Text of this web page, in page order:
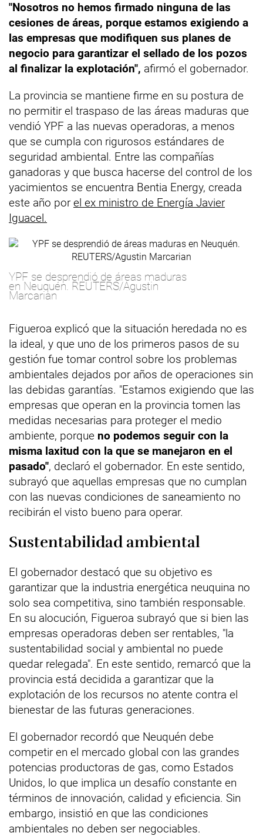
"Nosotros no hemos firmado ninguna de las
cesiones de áreas, porque estamos exigiendo a
las empresas que modifiquen sus planes de
negocio para garantizar el sellado de los pozos
al finalizar la explotación", afirmó el gobernador.
La provincia se mantiene firme en su postura de
no permitir el traspaso de las áreas maduras que
vendió YPF a las nuevas operadoras, a menos
que se cumpla con rigurosos estándares de
seguridad ambiental. Entre las compañías
ganadoras y que busca hacerse del control de los
yacimientos se encuentra Bentia Energy, creada
este año por el ex ministro de Energía Javier
Iguacel.
YPF se desprendió de áreas maduras
en Neuquén. REUTERS/Agustin
Marcarian
Figueroa explicó que la situación heredada no es
la ideal, y que uno de los primeros pasos de su
gestión fue tomar control sobre los problemas
ambientales dejados por años de operaciones sin
las debidas garantías. "Estamos exigiendo que las
empresas que operan en la provincia tomen las
medidas necesarias para proteger el medio
ambiente, porque no podemos seguir con la
misma laxitud con la que se manejaron en el
pasado", declaró el gobernador. En este sentido,
subrayó que aquellas empresas que no cumplan
con las nuevas condiciones de saneamiento no
recibirán el visto bueno para operar.
Sustentabilidad ambiental
El gobernador destacó que su objetivo es
garantizar que la industria energética neuquina no
solo sea competitiva, sino también responsable.
En su alocución, Figueroa subrayó que si bien las
empresas operadoras deben ser rentables, "la
sustentabilidad social y ambiental no puede
quedar relegada". En este sentido, remarcó que la
provincia está decidida a garantizar que la
explotación de los recursos no atente contra el
bienestar de las futuras generaciones.
El gobernador recordó que Neuquén debe
competir en el mercado global con las grandes
potencias productoras de gas, como Estados
Unidos, lo que implica un desafío constante en
términos de innovación, calidad y eficiencia. Sin
embargo, insistió en que las condiciones
ambientales no deben ser negociables.